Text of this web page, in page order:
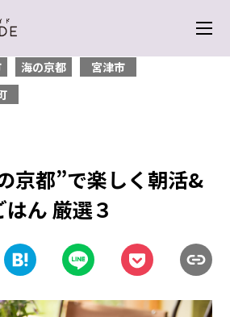
海の京都
宮津市
京都”で楽しく朝活&
ん 厳選３